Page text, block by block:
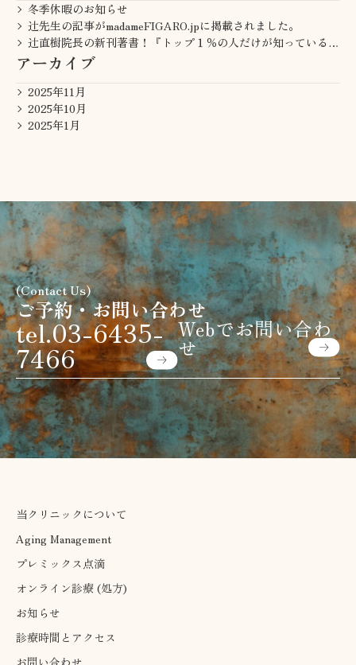
冬季休暇のお知らせ
辻先生の記事がmadameFIGARO.jpに掲載されました。
辻直樹院長の新刊著書！『トップ１％の人だけが知っている「若返りの真実」』
アーカイブ
2025年11月
2025年10月
2025年1月
(Contact Us)
ご予約・お問い合わせ
tel.03-6435-
7466
Webでお問い合わ
せ
当クリニックについて
Aging Management
プレミックス点滴
オンライン診療 (処方)
お知らせ
診療時間とアクセス
お問い合わせ